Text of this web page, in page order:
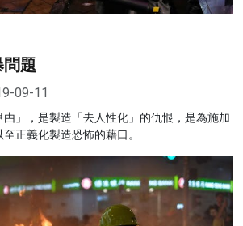
題
09-11
」，是製造「去人性化」的仇恨，是為施加
正義化製造恐怖的藉口。